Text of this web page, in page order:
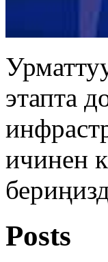
этапта
ичинен
Posts